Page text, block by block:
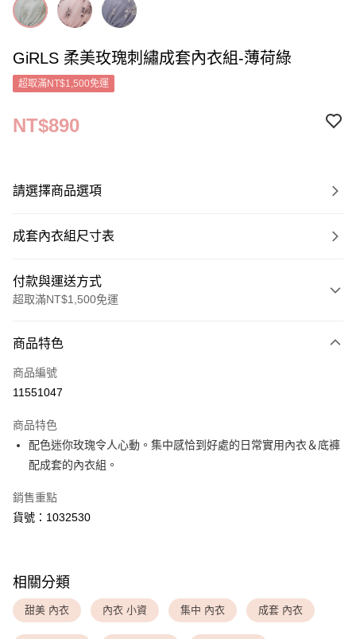
GiRLS 柔美玫瑰刺繡成套內衣組-薄荷綠
超取滿NT$1,500免運
NT$890
請選擇商品選項
成套內衣組尺寸表
付款與運送方式
超取滿NT$1,500免運
信用卡一次付款
超商取貨付款
Apple Pay
全家取貨付款
每筆NT$80，滿NT$1,500(含以上)免運費
<無合作配送請勿選取>萊爾富取貨付款
商品特色
商品編號
11551047
商品特色
配色迷你玫瑰令人心動。集中感恰到好處的日常實用內衣＆底褲
配成套的內衣組。
銷售重點
貨號：1032530
相關分類
甜美 內衣 內衣 小資 集中 內衣 成套 內衣